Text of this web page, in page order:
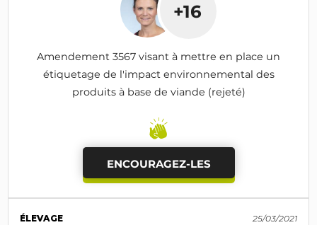
+16
Amendement 3567 visant à mettre en place un
étiquetage de l'impact environnemental des
produits à base de viande (rejeté)
ENCOURAGEZ-LES
ÉLEVAGE 25/03/2021